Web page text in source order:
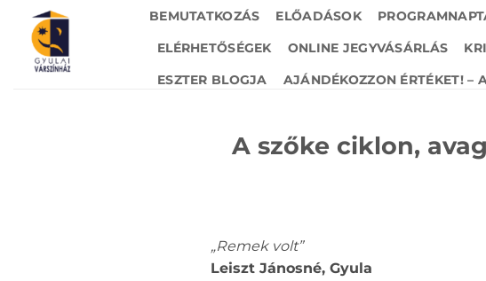
content
BEMUTATKOZÁS ELŐADÁSOK
ELÉRHETŐSÉGEK
ONLINE JEGYVÁSÁRLÁS
ESZTER BLOGJA
AJÁNDÉKOZZON ÉRTÉKET! –
A szőke ciklon,
„Remek volt”
Leiszt Jánosné, Gyula